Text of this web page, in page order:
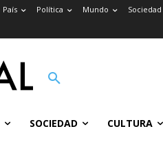
País Política Mundo Sociedad
SOCIEDAD CULTURA